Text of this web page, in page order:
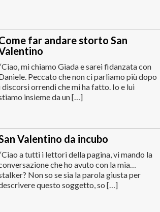
far andare storto San
mi chiamo Giada e sarei fidanzata con
Peccato che non ci parliamo più dopo
discorsi orrendi che mi ha fatto. Io e lui
insieme da un […]
Valentino da incubo
a tutti i lettori della pagina, vi mando la
che ho avuto con la mia…
Non so se sia la parola giusta per
questo soggetto, so […]